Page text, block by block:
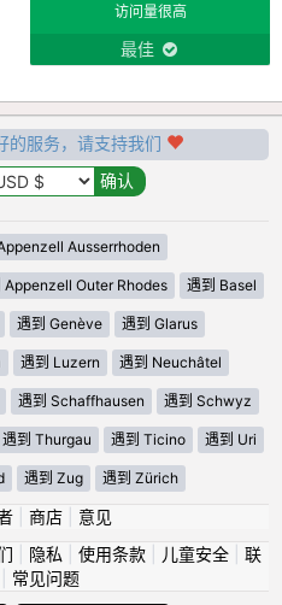
访问量很高
最佳
的服务，请支持我们
Ausserrhoden
Appenzell Outer Rhodes 遇到 Basel
遇到 Genève 遇到 Glarus
遇到 Luzern 遇到 Neuchâtel
遇到 Schaffhausen 遇到 Schwyz
遇到 Thurgau 遇到 Ticino 遇到 Uri
遇到 Zug 遇到 Zürich
| 商店| 意见
隐私 使用条款| 儿童安全| 联
常见问题